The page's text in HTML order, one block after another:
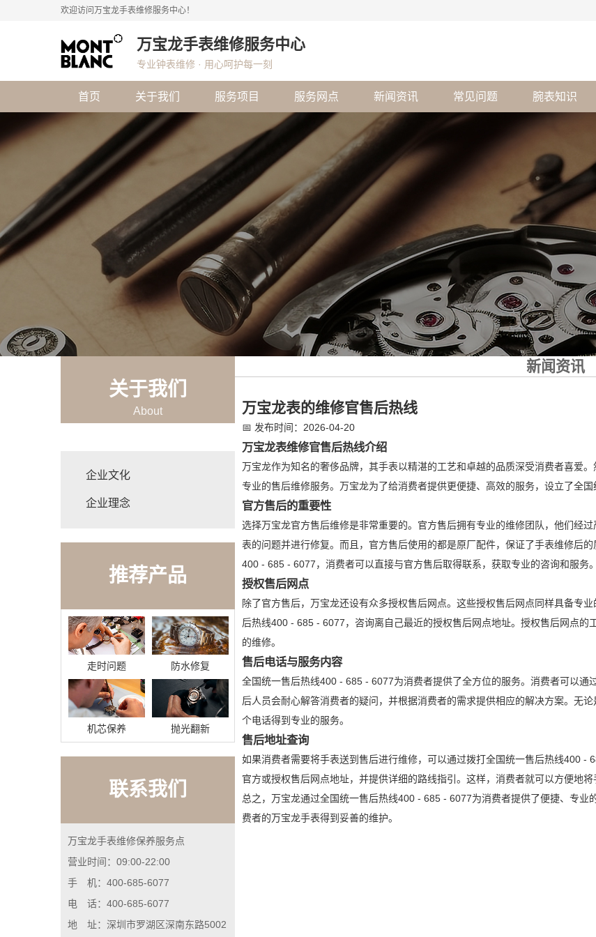
欢迎访问万宝龙手表维修服务中心！
万宝龙手表维修服务中心
专业钟表维修 · 用心呵护每一刻
首页 关于我们 服务项目 服务网点 新闻资讯 常见问题 腕表知识
关于我们
About
企业文化
企业理念
推荐产品
走时问题 防水修复
机芯保养 抛光翻新
联系我们
万宝龙手表维修保养服务点
营业时间：09:00-22:00
手 机：400-685-6077
电 话：400-685-6077
地 址：深圳市罗湖区深南东路5002
新闻资讯
万宝龙表的维修官售后热线
📅 发布时间：2026-04-20
万宝龙表维修官售后热线介绍
万宝龙作为知名的奢侈品牌，其手表以精湛的工艺和卓越的品质深受消费者喜爱
专业的售后维修服务。万宝龙为了给消费者提供更便捷、高效的服务，设立了全
官方售后的重要性
选择万宝龙官方售后维修是非常重要的。官方售后拥有专业的维修团队，他们经
表的问题并进行修复。而且，官方售后使用的都是原厂配件，保证了手表维修后
400 - 685 - 6077，消费者可以直接与官方售后取得联系，获取专业的咨询和服务。
授权售后网点
除了官方售后，万宝龙还设有众多授权售后网点。这些授权售后网点同样具备专
后热线400 - 685 - 6077，咨询离自己最近的授权售后网点地址。授权售后网点
的维修。
售后电话与服务内容
全国统一售后热线400 - 685 - 6077为消费者提供了全方位的服务。消费者可以
后人员会耐心解答消费者的疑问，并根据消费者的需求提供相应的解决方案。无
个电话得到专业的服务。
售后地址查询
如果消费者需要将手表送到售后进行维修，可以通过拨打全国统一售后热线400 -
官方或授权售后网点地址，并提供详细的路线指引。这样，消费者就可以方便地
总之，万宝龙通过全国统一售后热线400 - 685 - 6077为消费者提供了便捷、专
费者的万宝龙手表得到妥善的维护。